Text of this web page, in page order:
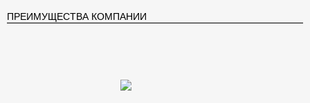
ПРЕИМУЩЕСТВА КОМПАНИИ